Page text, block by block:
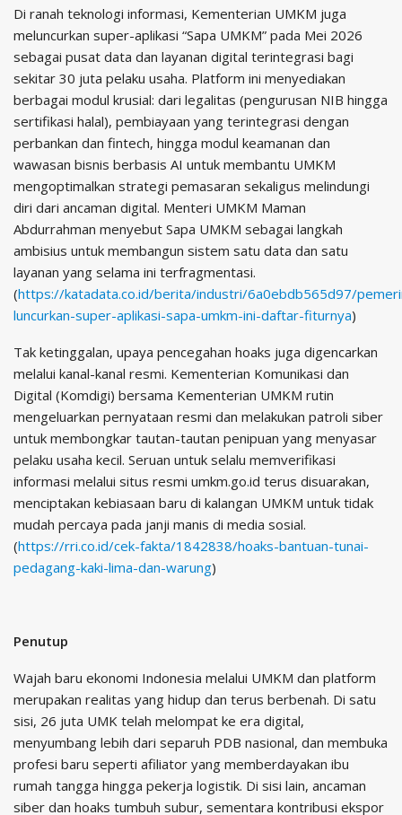
Di ranah teknologi informasi, Kementerian UMKM juga
meluncurkan super-aplikasi “Sapa UMKM” pada Mei 2026
sebagai pusat data dan layanan digital terintegrasi bagi
sekitar 30 juta pelaku usaha. Platform ini menyediakan
berbagai modul krusial: dari legalitas (pengurusan NIB hingga
sertifikasi halal), pembiayaan yang terintegrasi dengan
perbankan dan fintech, hingga modul keamanan dan
wawasan bisnis berbasis AI untuk membantu UMKM
mengoptimalkan strategi pemasaran sekaligus melindungi
diri dari ancaman digital. Menteri UMKM Maman
Abdurrahman menyebut Sapa UMKM sebagai langkah
ambisius untuk membangun sistem satu data dan satu
layanan yang selama ini terfragmentasi.
(https://katadata.co.id/berita/industri/6a0ebdb565d97/
luncurkan-super-aplikasi-sapa-umkm-ini-daftar-fiturnya)
Tak ketinggalan, upaya pencegahan hoaks juga digencarkan
melalui kanal-kanal resmi. Kementerian Komunikasi dan
Digital (Komdigi) bersama Kementerian UMKM rutin
mengeluarkan pernyataan resmi dan melakukan patroli siber
untuk membongkar tautan-tautan penipuan yang menyasar
pelaku usaha kecil. Seruan untuk selalu memverifikasi
informasi melalui situs resmi umkm.go.id terus disuarakan,
menciptakan kebiasaan baru di kalangan UMKM untuk tidak
mudah percaya pada janji manis di media sosial.
(https://rri.co.id/cek-fakta/1842838/hoaks-bantuan-tunai-
pedagang-kaki-lima-dan-warung)
Penutup
Wajah baru ekonomi Indonesia melalui UMKM dan platform
merupakan realitas yang hidup dan terus berbenah. Di satu
sisi, 26 juta UMK telah melompat ke era digital,
menyumbang lebih dari separuh PDB nasional, dan membuka
profesi baru seperti afiliator yang memberdayakan ibu
rumah tangga hingga pekerja logistik. Di sisi lain, ancaman
siber dan hoaks tumbuh subur, sementara kontribusi ekspor